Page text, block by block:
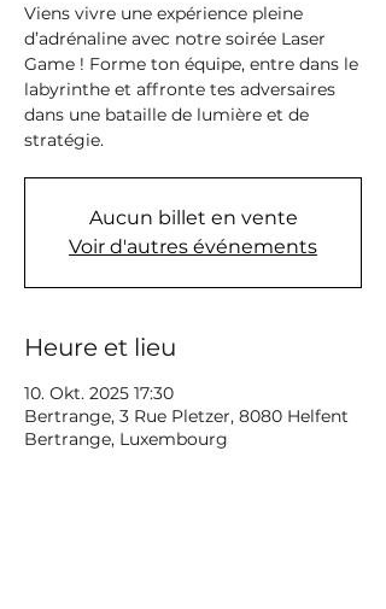
Viens vivre une expérience pleine
d’adrénaline avec notre soirée Laser
Game ! Forme ton équipe, entre dans le
labyrinthe et affronte tes adversaires
dans une bataille de lumière et de
stratégie.
Aucun billet en vente
Voir d'autres événements
Heure et lieu
10. Okt. 2025 17:30
Bertrange, 3 Rue Pletzer, 8080 Helfent
Bertrange, Luxembourg